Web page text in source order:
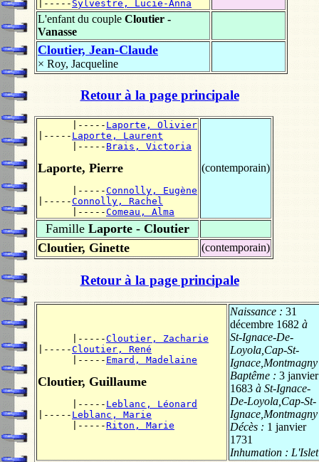
|----- Sylvestre, Lucie-Anna
L'enfant du couple Cloutier -
Vanasse
Cloutier, Jean-Claude
× Roy, Jacqueline
Retour à la page principale
      |-----
Laporte, Olivier
|----- Laporte, Laurent
      |-----
Brais, Victoria
Laporte, Pierre
      |-----
Connolly, Eugène
|-----Connolly, Rachel
      |-----
Comeau, Alma
(contemporain)
Famille Laporte - Cloutier
Cloutier, Ginette
(contemporain)
Retour à la page principale
      |-----
Cloutier, Zacharie
|-----Cloutier, René
      |-----
Emard, Madelaine
Cloutier, Guillaume
      |-----
Leblanc, Léonard
|----- Leblanc, Marie
      |-----
Riton, Marie
Naissance : 31
décembre 1682 à
St-Ignace-De-
Loyola,Cap-St-
Ignace,Montmagny
Baptême : 3 janvier
1683 à St-Ignace-
De-Loyola,Cap-St-
Ignace,Montmagny
Décès : 1 janvier
1731
Inhumation : L'Islet